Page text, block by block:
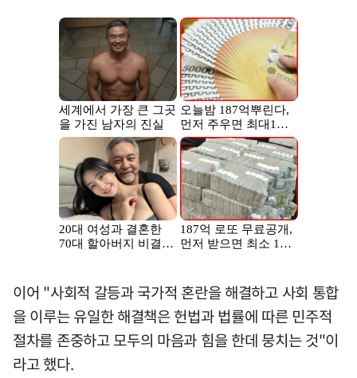
이어 "사회적 갈등과 국가적 혼란을 해결하고 사회 통합
을 이루는 유일한 해결책은 헌법과 법률에 따른 민주적
절차를 존중하고 모두의 마음과 힘을 한데 뭉치는 것"이
라고 했다.